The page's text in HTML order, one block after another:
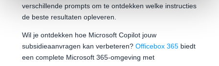
verschillende prompts om te ontdekken welke instructies
de beste resultaten opleveren.
Wil je ontdekken hoe Microsoft Copilot jouw
subsidieaanvragen kan verbeteren? Officebox 365biedt
een complete Microsoft 365-omgeving met